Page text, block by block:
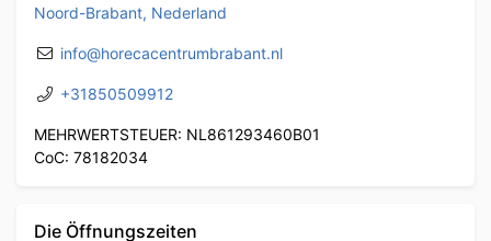
Noord-Brabant, Nederland
info@horecacentrumbrabant.nl
+31850509912
MEHRWERTSTEUER: NL861293460B01
CoC: 78182034
Die Öffnungszeiten